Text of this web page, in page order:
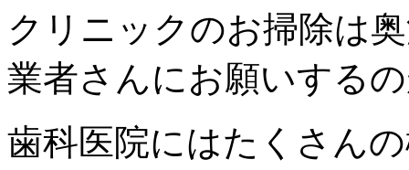
クリニックのお掃除は
業者さんにお願いする
歯科医院にはたくさん